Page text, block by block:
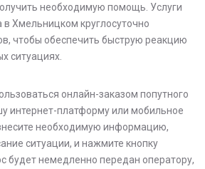
необходимую помощь. Услуги
в Хмельницком круглосуточно
чтобы обеспечить быструю реакцию
ситуациях.
онлайн-заказом попутного
интернет-платформу или мобильное
необходимую информацию,
ситуации, и нажмите кнопку
будет немедленно передан оператору,